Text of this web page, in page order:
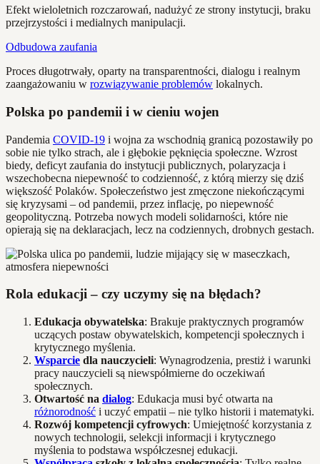
Efekt wieloletnich rozczarowań, nadużyć ze strony instytucji, braku
przejrzystości i medialnych manipulacji.
Odbudowa zaufania
Proces długotrwały, oparty na transparentności, dialogu i realnym
zaangażowaniu w rozwiązywanie problemów lokalnych.
Polska po pandemii i w cieniu wojen
Pandemia COVID-19 i wojna za wschodnią granicą pozostawiły po
sobie nie tylko strach, ale i głębokie pęknięcia społeczne. Wzrost
biedy, deficyt zaufania do instytucji publicznych, polaryzacja i
wszechobecna niepewność to codzienność, z którą mierzy się dziś
większość Polaków. Społeczeństwo jest zmęczone niekończącymi
się kryzysami – od pandemii, przez inflację, po niepewność
geopolityczną. Potrzeba nowych modeli solidarności, które nie
opierają się na deklaracjach, lecz na codziennych, drobnych gestach.
Rola edukacji – czy uczymy się na błędach?
Edukacja obywatelska: Brakuje praktycznych programów
uczących postaw obywatelskich, kompetencji społecznych i
krytycznego myślenia.
Wsparcie dla nauczycieli: Wynagrodzenia, prestiż i warunki
pracy nauczycieli są niewspółmierne do oczekiwań
społecznych.
Otwartość na dialog: Edukacja musi być otwarta na
różnorodność i uczyć empatii – nie tylko historii i matematyki.
Rozwój kompetencji cyfrowych: Umiejętność korzystania z
nowych technologii, selekcji informacji i krytycznego
myślenia to podstawa współczesnej edukacji.